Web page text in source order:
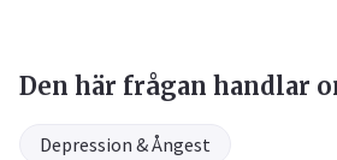
Den här frågan handlar
Depression & Ångest